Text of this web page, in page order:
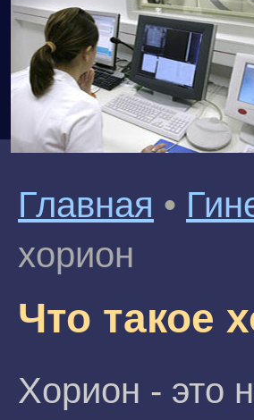
Главная •
хорион
Что такое
Хорион - это